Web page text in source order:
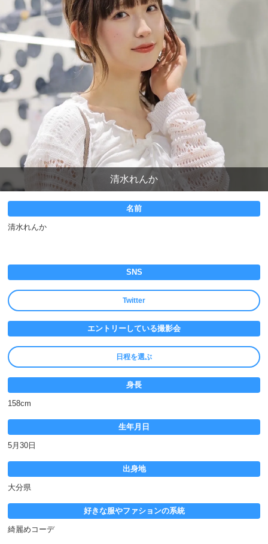
清水れんか
名前
清水れんか
SNS
Twitter
エントリーしている撮影会
日程を選ぶ
身長
158cm
生年月日
5月30日
出身地
大分県
好きな服やファションの系統
綺麗めコーデ